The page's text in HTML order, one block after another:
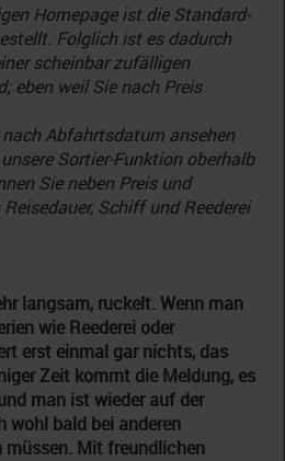
Homepage ist die Standard-
Folglich ist es dadurch
scheinbar zufälligen
eben weil Sie nach Preis
nach Abfahrtsdatum ansehen
Sortier-Funktion oberhalb
Sie neben Preis und
Schiff und Reederei
langsam, ruckelt. Wenn man
wie Reederei oder
erst einmal gar nichts, das
Zeit kommt die Meldung, es
man ist wieder auf der
wohl bald bei anderen
müssen. Mit freundlichen